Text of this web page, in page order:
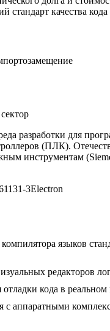
стандарт качества кода
разработки для
(ПЛК).
инструментам
3Electron
компилятора языков
редакторов
отладки кода в
с аппаратными